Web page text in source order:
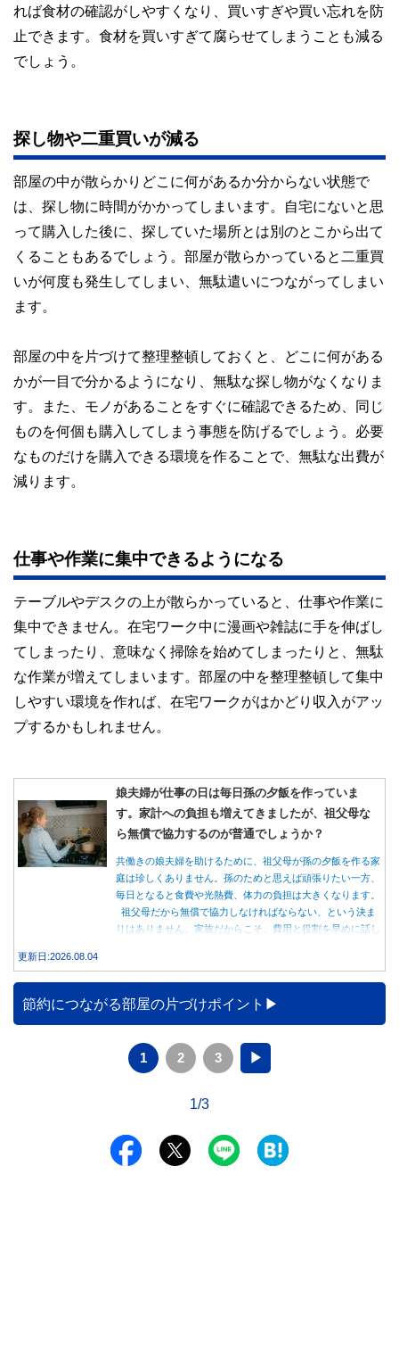
れば食材の確認がしやすくなり、買いすぎや買い忘れを防
止できます。食材を買いすぎて腐らせてしまうことも減る
でしょう。
探し物や二重買いが減る
部屋の中が散らかりどこに何があるか分からない状態で
は、探し物に時間がかかってしまいます。自宅にないと思
って購入した後に、探していた場所とは別のとこから出て
くることもあるでしょう。部屋が散らかっていると二重買
いが何度も発生してしまい、無駄遣いにつながってしまい
ます。
部屋の中を片づけて整理整頓しておくと、どこに何がある
かが一目で分かるようになり、無駄な探し物がなくなりま
す。また、モノがあることをすぐに確認できるため、同じ
ものを何個も購入してしまう事態を防げるでしょう。必要
なものだけを購入できる環境を作ることで、無駄な出費が
減ります。
仕事や作業に集中できるようになる
テーブルやデスクの上が散らかっていると、仕事や作業に
集中できません。在宅ワーク中に漫画や雑誌に手を伸ばし
てしまったり、意味なく掃除を始めてしまったりと、無駄
な作業が増えてしまいます。部屋の中を整理整頓して集中
しやすい環境を作れば、在宅ワークがはかどり収入がアッ
プするかもしれません。
娘夫婦が仕事の日は毎日孫の夕飯を作っていま
す。家計への負担も増えてきましたが、祖父母な
ら無償で協力するのが普通でしょうか？
共働きの娘夫婦を助けるために、祖父母が孫の夕飯を作る家
庭は珍しくありません。孫のためと思えば頑張りたい一方、
毎日となると食費や光熱費、体力の負担は大きくなります。
祖父母だから無償で協力しなければならない、という決ま
りはありません。家族だからこそ、費用と役割を早めに話し
更新日:2026.08.04
節約につながる部屋の片づけポイント
1 2 3 ▶
1/3